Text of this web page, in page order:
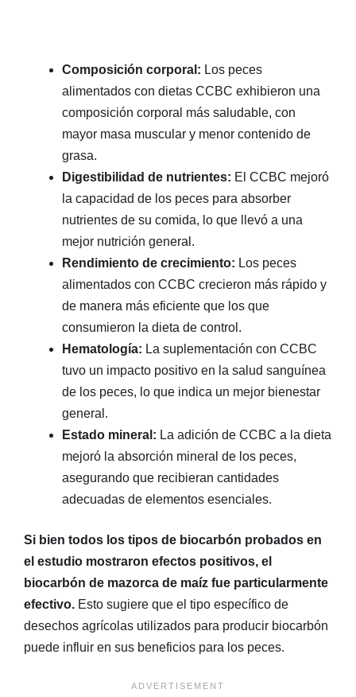
Composición corporal: Los peces
alimentados con dietas CCBC exhibieron una
composición corporal más saludable, con
mayor masa muscular y menor contenido de
grasa.
Digestibilidad de nutrientes: El CCBC mejoró
la capacidad de los peces para absorber
nutrientes de su comida, lo que llevó a una
mejor nutrición general.
Rendimiento de crecimiento: Los peces
alimentados con CCBC crecieron más rápido y
de manera más eficiente que los que
consumieron la dieta de control.
Hematología: La suplementación con CCBC
tuvo un impacto positivo en la salud sanguínea
de los peces, lo que indica un mejor bienestar
general.
Estado mineral: La adición de CCBC a la dieta
mejoró la absorción mineral de los peces,
asegurando que recibieran cantidades
adecuadas de elementos esenciales.
Si bien todos los tipos de biocarbón probados en
el estudio mostraron efectos positivos, el
biocarbón de mazorca de maíz fue particularmente
efectivo. Esto sugiere que el tipo específico de
desechos agrícolas utilizados para producir biocarbón
puede influir en sus beneficios para los peces.